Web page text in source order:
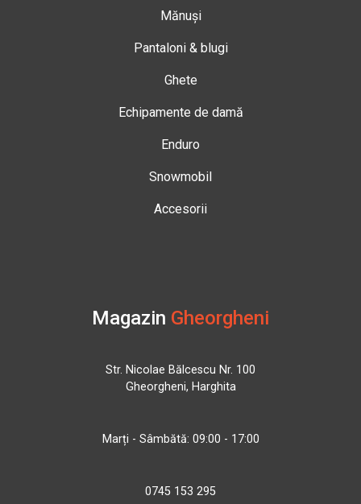
Mănuși
Pantaloni & blugi
Ghete
Echipamente de damă
Enduro
Snowmobil
Accesorii
Magazin Gheorgheni
Str. Nicolae Bălcescu Nr. 100
Gheorgheni, Harghita
Marți - Sâmbătă: 09:00 - 17:00
0745 153 295